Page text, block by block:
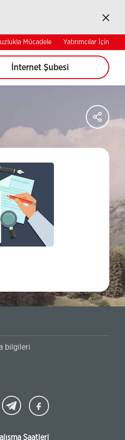
Kapat
Mücadele Yatırımcılar İçin
EN RU UZ
İnternet Şubesi
ta’lim oladigan
bilgileri
Saatleri